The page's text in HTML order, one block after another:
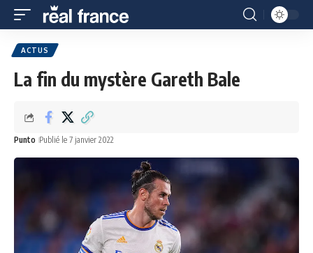
ACTUS
La fin du mystère Gareth Bale
Punto Publié le 7 janvier 2022